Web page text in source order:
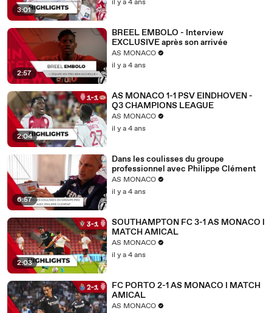
3:01
il y a 4 ans
2:57
BREEL EMBOLO - Interview
EXCLUSIVE après son arrivée
AS MONACO
il y a 4 ans
2:04
AS MONACO 1-1 PSV EINDHOVEN -
Q3 CHAMPIONS LEAGUE
AS MONACO
il y a 4 ans
6:57
Dans les coulisses du groupe
professionnel avec Philippe Clément
AS MONACO
il y a 4 ans
2:03
SOUTHAMPTON FC 3-1 AS MONACO I
MATCH AMICAL
AS MONACO
il y a 4 ans
FC PORTO 2-1 AS MONACO I MATCH
AMICAL
AS MONACO